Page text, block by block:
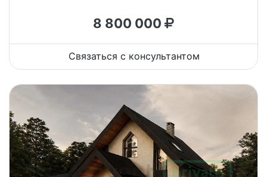
8 800 000
Связаться с консультантом